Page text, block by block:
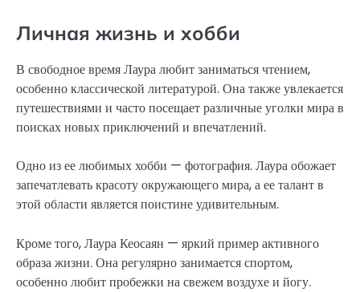
Личная жизнь и хобби
В свободное время Лаура любит заниматься чтением,
особенно классической литературой. Она также увлекается
путешествиями и часто посещает различные уголки мира в
поисках новых приключений и впечатлений.
Одно из ее любимых хобби — фотография. Лаура обожает
запечатлевать красоту окружающего мира, а ее талант в
этой области является поистине удивительным.
Кроме того, Лаура Кеосаян — яркий пример активного
образа жизни. Она регулярно занимается спортом,
особенно любит пробежки на свежем воздухе и йогу.